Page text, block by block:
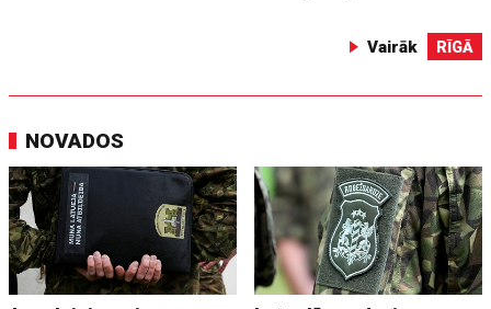
Vairāk RĪGĀ
NOVADOS